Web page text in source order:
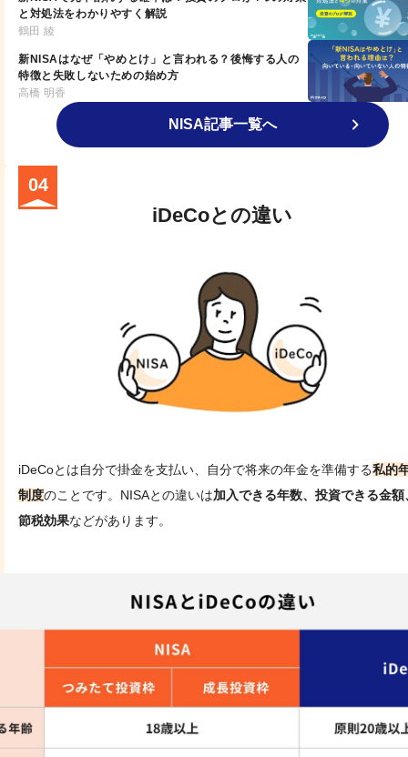
と対処法をわかりやすく解説
鶴田 綾
新NISAはなぜ「やめとけ」と言われる？後悔する人の
特徴と失敗しないための始め方
高橋 明香
NISA記事一覧へ
04
iDeCoとの違い
iDeCoとは自分で掛金を支払い、自分で将来の年金を準備する私的
制度のことです。NISAとの違いは加入できる年数、投資できる金額
節税効果などがあります。